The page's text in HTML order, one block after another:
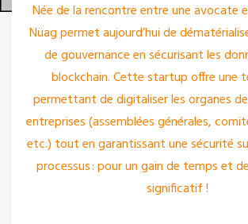
Née de la rencontre entre une avocate
Nüag permet aujourd’hui de
de gouvernance en sécurisant les
blockchain. Cette startup offre une
permettant de digitaliser les organes
entreprises (assemblées générales,
etc.) tout en garantissant une sécurité
processus : pour un gain de temps et
significatif !